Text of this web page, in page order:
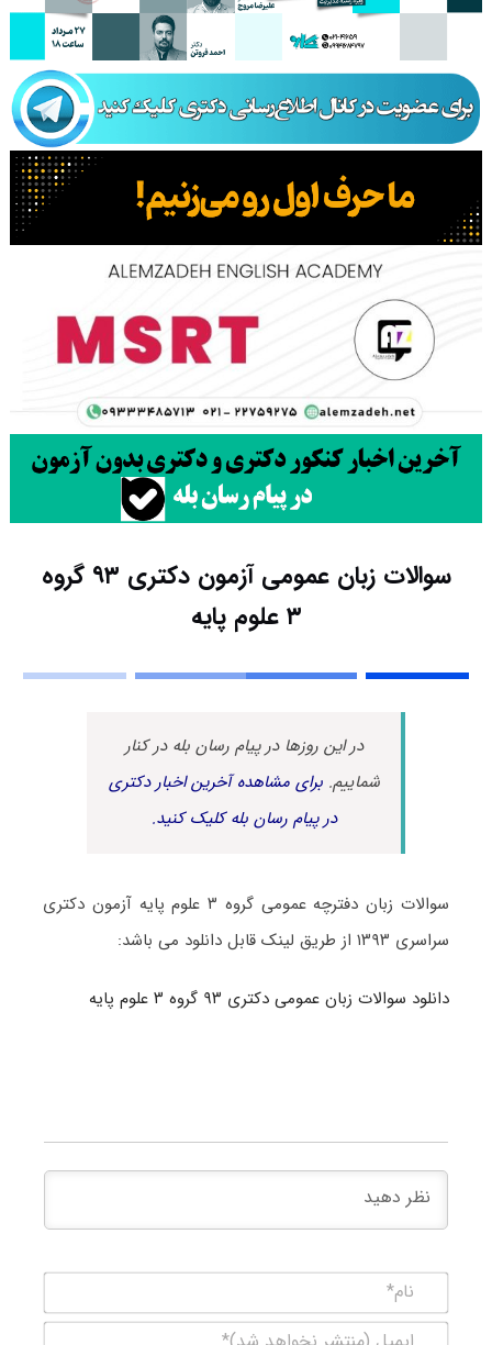
سوالات زبان عمومی آزمون دکتری ۹۳ گروه
۳ علوم پایه
در این روزها در پیام رسان بله در کنار
شماییم.برای مشاهده آخرین اخبار دکتری
در پیام رسان بله کلیک کنید.
سوالات زبان دفترچه عمومی گروه ۳ علوم پایه آزمون دکتری
سراسری ۱۳۹۳ از طریق لینک قابل دانلود می باشد:
دانلود سوالات زبان عمومی دکتری ۹۳ گروه ۳ علوم پایه